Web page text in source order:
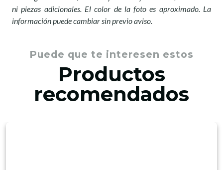
ni piezas adicionales. El color de la foto es aproximado. La
información puede cambiar sin previo aviso.
Puede que te interesen estos
Productos
recomendados